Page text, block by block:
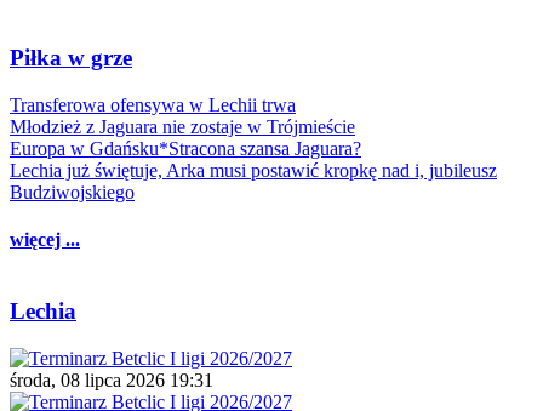
Piłka w grze
Transferowa ofensywa w Lechii trwa
Młodzież z Jaguara nie zostaje w Trójmieście
Europa w Gdańsku*Stracona szansa Jaguara?
Lechia już świętuje, Arka musi postawić kropkę nad i, jubileusz
Budziwojskiego
więcej ...
Lechia
środa, 08 lipca 2026 19:31